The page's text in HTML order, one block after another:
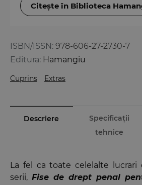
ISBN/ISSN: 978-606-27-2730-7
Editura: Hamangiu
Cuprins Extras
Citește în Biblioteca
Descriere
Specificații
tehnice
La fel ca toate celelalte lucrari
serii, Fise de drept penal